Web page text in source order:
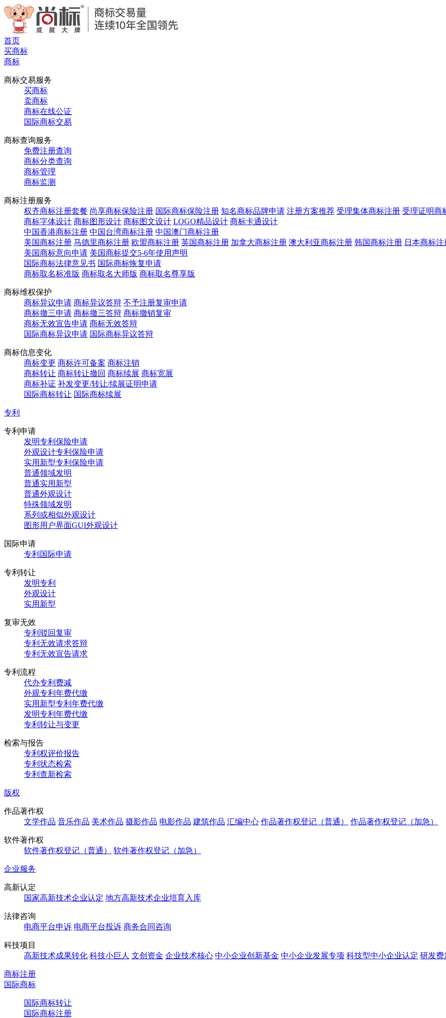
首页
买商标
商标
商标交易服务
买商标
卖商标
商标在线公证
国际商标交易
商标查询服务
免费注册查询
商标分类查询
商标管理
商标监测
商标注册服务
权齐商标注册套餐 尚享商标保险注册 国际商标保险注册 知名商标品牌申请 注册方案推荐 受理集体商标注册 受理证明商
商标字体设计 商标图形设计 商标图文设计 LOGO精品设计 商标卡通设计
中国香港商标注册 中国台湾商标注册 中国澳门商标注册
美国商标注册 马德里商标注册 欧盟商标注册 英国商标注册 加拿大商标注册 澳大利亚商标注册 韩国商标注册 日本商标注
美国商标意向申请 美国商标提交5-6年使用声明
国际商标法律意见书 国际商标恢复申请
商标取名标准版 商标取名大师版 商标取名尊享版
商标维权保护
商标异议申请 商标异议答辩 不予注册复审申请
商标撤三申请 商标撤三答辩 商标撤销复审
商标无效宣告申请 商标无效答辩
国际商标异议申请 国际商标异议答辩
商标信息变化
商标变更 商标许可备案 商标注销
商标转让 商标转让撤回 商标续展 商标宽展
商标补证 补发变更/转让/续展证明申请
国际商标转让 国际商标续展
专利
专利申请
发明专利保险申请
外观设计专利保险申请
实用新型专利保险申请
普通领域发明
普通实用新型
普通外观设计
特殊领域发明
系列或相似外观设计
图形用户界面GUI外观设计
国际申请
专利国际申请
专利转让
发明专利
外观设计
实用新型
复审无效
专利驳回复审
专利无效请求答辩
专利无效宣告请求
专利流程
代办专利费减
外观专利年费代缴
实用新型专利年费代缴
发明专利年费代缴
专利转让与变更
检索与报告
专利权评价报告
专利状态检索
专利查新检索
版权
作品著作权
文学作品 音乐作品 美术作品 摄影作品 电影作品 建筑作品 汇编中心 作品著作权登记（普通） 作品著作权登记（加急）
软件著作权
软件著作权登记（普通）
软件著作权登记（加急）
企业服务
高新认定
国家高新技术企业认定 地方高新技术企业培育入库
法律咨询
电商平台申诉 电商平台投诉 商务合同咨询
科技项目
高新技术成果转化 科技小巨人 文创资金 企业技术核心 中小企业创新基金 中小企业发展专项 科技型中小企业认定 研发费
商标注册
国际商标
国际商标转让
国际商标注册